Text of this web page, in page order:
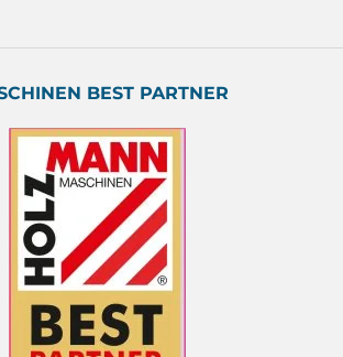
BEST PARTNER